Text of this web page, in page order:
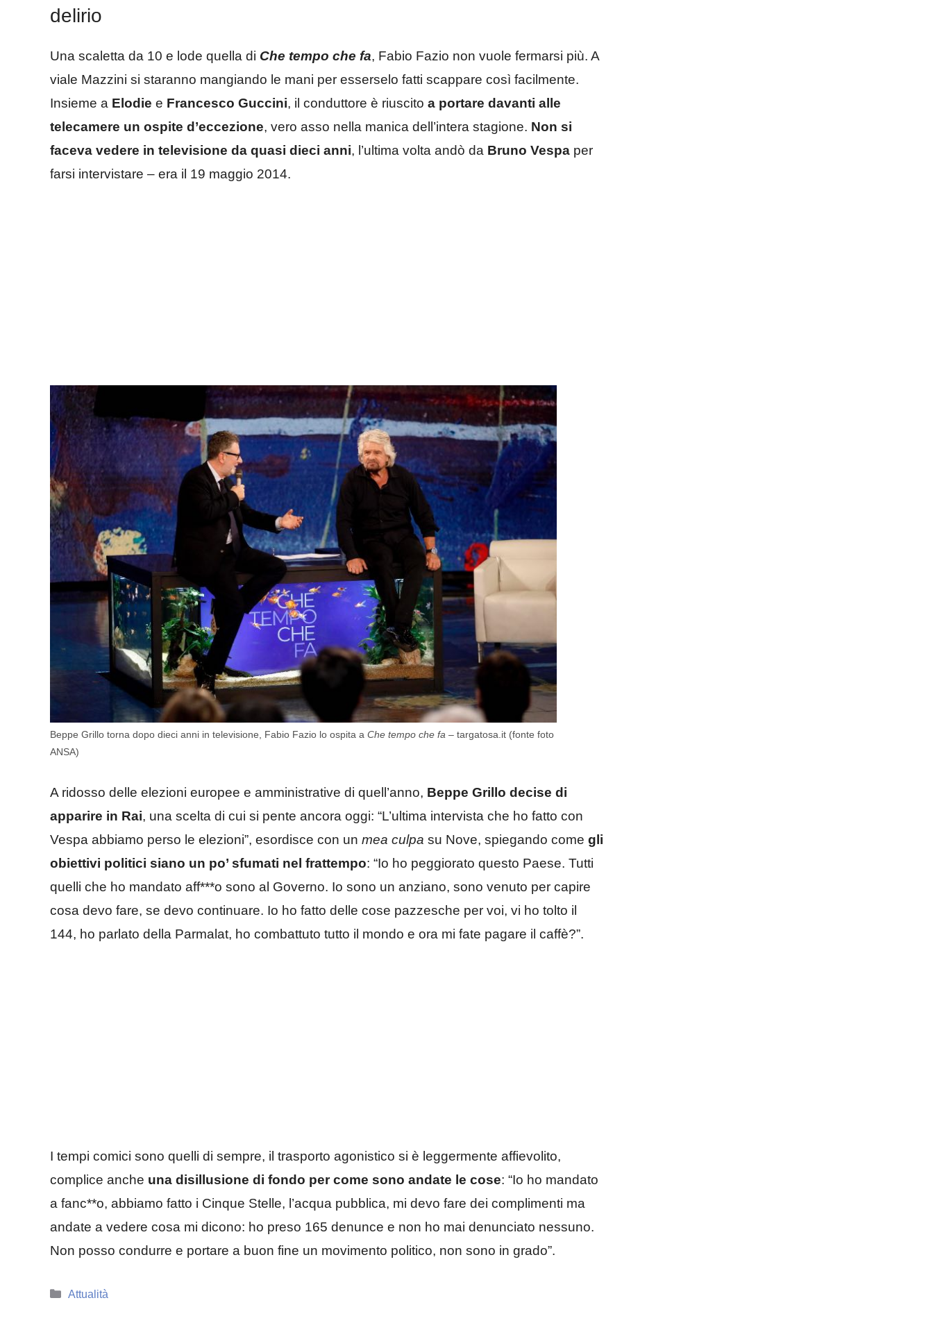
delirio
Una scaletta da 10 e lode quella di Che tempo che fa, Fabio Fazio non vuole fermarsi più. A
viale Mazzini si staranno mangiando le mani per esserselo fatti scappare così facilmente.
Insieme a Elodie e Francesco Guccini, il conduttore è riuscito a portare davanti alle
telecamere un ospite d’eccezione, vero asso nella manica dell’intera stagione. Non si
faceva vedere in televisione da quasi dieci anni, l’ultima volta andò da Bruno Vespa per
farsi intervistare – era il 19 maggio 2014.
Beppe Grillo torna dopo dieci anni in televisione, Fabio Fazio lo ospita a Che tempo che fa – targatosa.it (fonte foto
ANSA)
A ridosso delle elezioni europee e amministrative di quell’anno, Beppe Grillo decise di
apparire in Rai, una scelta di cui si pente ancora oggi: “L’ultima intervista che ho fatto con
Vespa abbiamo perso le elezioni”, esordisce con un mea culpa su Nove, spiegando come gli
obiettivi politici siano un po’ sfumati nel frattempo: “Io ho peggiorato questo Paese. Tutti
quelli che ho mandato aff***o sono al Governo. Io sono un anziano, sono venuto per capire
cosa devo fare, se devo continuare. Io ho fatto delle cose pazzesche per voi, vi ho tolto il
144, ho parlato della Parmalat, ho combattuto tutto il mondo e ora mi fate pagare il caffè?”.
I tempi comici sono quelli di sempre, il trasporto agonistico si è leggermente affievolito,
complice anche una disillusione di fondo per come sono andate le cose: “Io ho mandato
a fanc**o, abbiamo fatto i Cinque Stelle, l’acqua pubblica, mi devo fare dei complimenti ma
andate a vedere cosa mi dicono: ho preso 165 denunce e non ho mai denunciato nessuno.
Non posso condurre e portare a buon fine un movimento politico, non sono in grado”.
Categorie
Attualità